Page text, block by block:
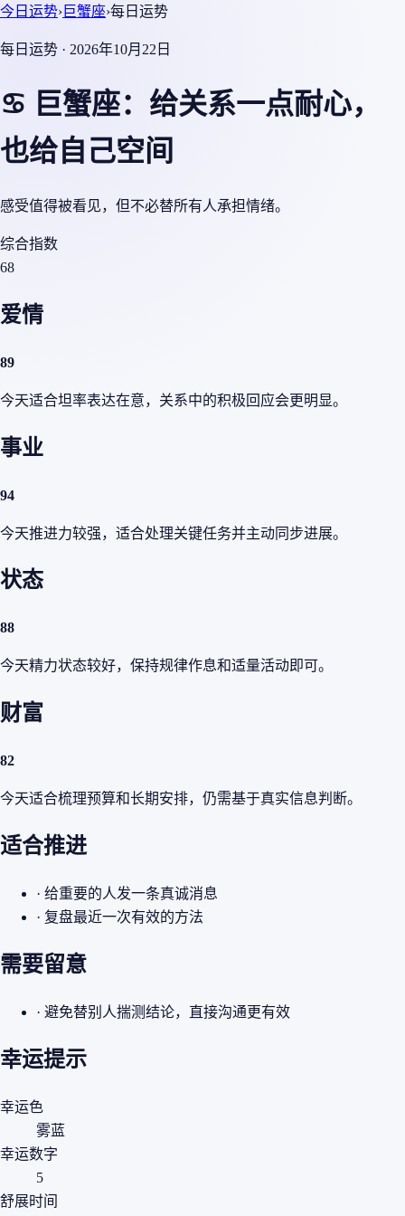
今日运势›巨蟹座›每日运势
每日运势 · 2026年10月22日
♋ 巨蟹座：给关系一点耐心，
也给自己空间
感受值得被看见，但不必替所有人承担情绪。
综合指数
68
爱情
89
今天适合坦率表达在意，关系中的积极回应会更明显。
事业
94
今天推进力较强，适合处理关键任务并主动同步进展。
状态
88
今天精力状态较好，保持规律作息和适量活动即可。
财富
82
今天适合梳理预算和长期安排，仍需基于真实信息判断。
适合推进
· 给重要的人发一条真诚消息
· 复盘最近一次有效的方法
需要留意
· 避免替别人揣测结论，直接沟通更有效
幸运提示
幸运色
雾蓝
幸运数字
5
舒展时间